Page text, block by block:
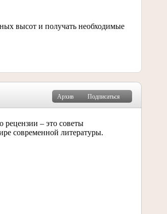
высот и получать необходимые
Подписаться
Архив
рецензии – это советы
современной литературы.